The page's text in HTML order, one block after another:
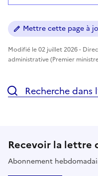
Mettre cette page à
Modifié le 02 juillet 2026 -
administrative (Premier
Recherche dans
Recevoir la lettre
Abonnement